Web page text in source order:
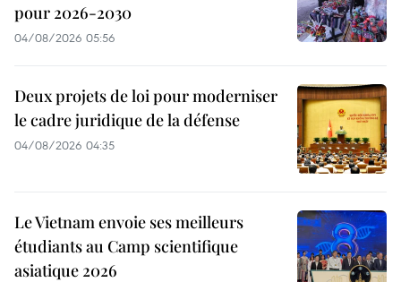
pour 2026-2030
04/08/2026 05:56
Deux projets de loi pour moderniser
le cadre juridique de la défense
04/08/2026 04:35
Le Vietnam envoie ses meilleurs
étudiants au Camp scientifique
asiatique 2026